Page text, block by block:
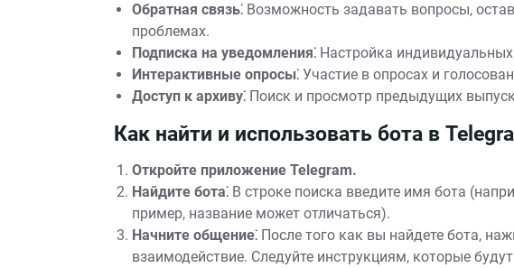
Обратная связь⁚ Возможность задавать вопросы,
проблемах.
Подписка на уведомления⁚ Настройка
Интерактивные опросы⁚ Участие в опросах и
Доступ к архиву⁚ Поиск и просмотр предыдущих
Как найти и использовать бота в
Откройте приложение Telegram.
Найдите бота⁚ В строке поиска введите имя бота
пример, название может отличаться).
Начните общение⁚ После того как вы найдете бота,
взаимодействие. Следуйте инструкциям, которые